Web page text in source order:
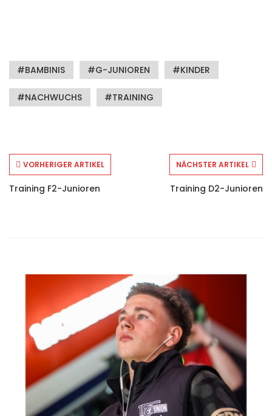
BAMBINIS G-JUNIOREN KINDER
NACHWUCHS TRAINING
VORHERIGER ARTIKEL
Training F2-Junioren
NÄCHSTER ARTIKEL
Training D2-Junioren